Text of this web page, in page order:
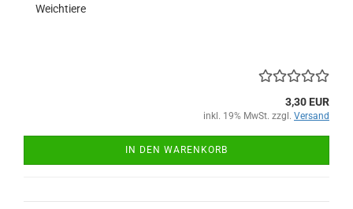
Weichtiere
3,30 EUR
inkl. 19% MwSt. zzgl. Versand
IN DEN WARENKORB